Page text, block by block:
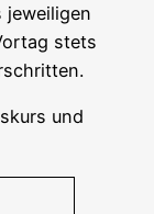
jewei­li­gen
stets
und